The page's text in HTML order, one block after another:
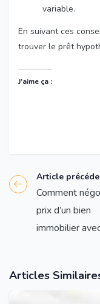
variable.
En suivant ces
trouver le prêt
J’aime ça :
Article
Comment
prix d’un bien
immobilier
Articles